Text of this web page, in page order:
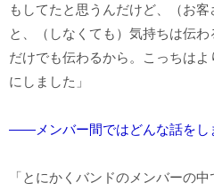
もしてたと思うんだけど、（お
と、（しなくても）気持ちは伝
だけでも伝わるから。こっちは
にしました」
――メンバー間ではどんな話をし
「とにかくバンドのメンバーの